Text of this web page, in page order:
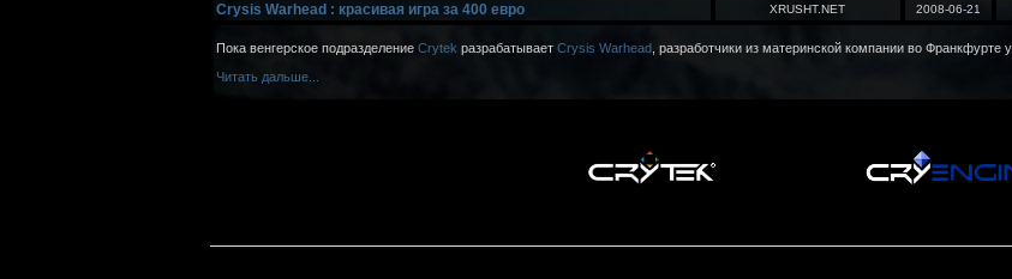
Crysis Warhead : красивая игра за 400 евро XRUSHT.NET 2008-06-21
Пока венгерское подразделение Crytek разрабатывает Crysis Warhead, разработчики из материнской компании во Франкфурте
Читать дальше...